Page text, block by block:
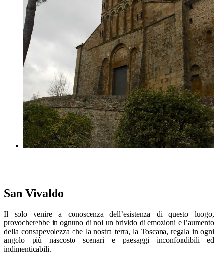
San Vivaldo
Il solo venire a conoscenza dell’esistenza di questo luogo,
provocherebbe in ognuno di noi un brivido di emozioni e l’aumento
della consapevolezza che la nostra terra, la Toscana, regala in ogni
angolo più nascosto scenari e paesaggi inconfondibili ed
indimenticabili.